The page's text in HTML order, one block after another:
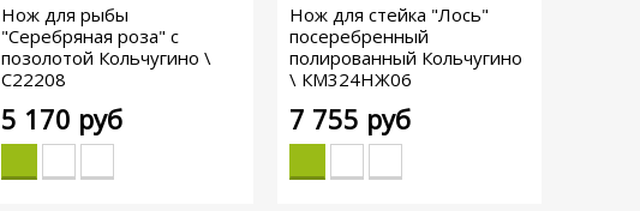
Нож для рыбы
"Серебряная роза" с
позолотой Кольчугино \
С22208
5 170 руб
Нож для стейка "Лось"
посеребренный
полированный Кольчугино
\ КМ324НЖ06
7 755 руб